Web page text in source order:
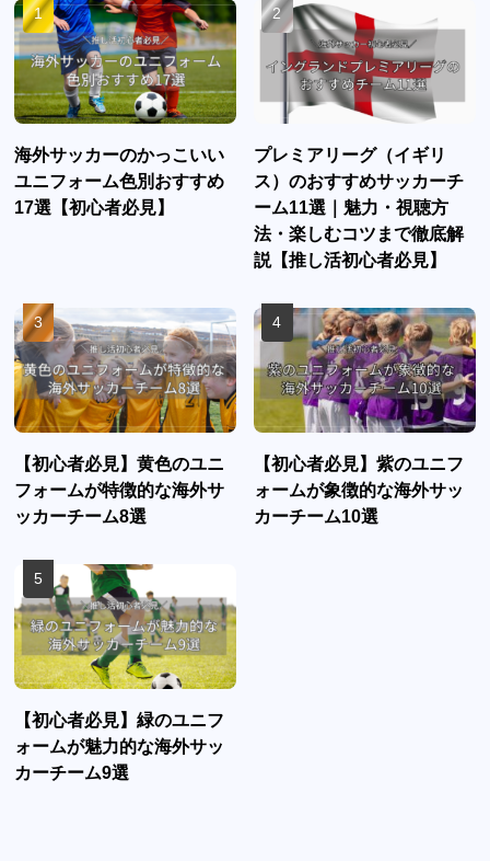
海外サッカーのかっこいい
ユニフォーム色別おすすめ
17選【初心者必見】
プレミアリーグ（イギリ
ス）のおすすめサッカーチ
ーム11選｜魅力・視聴方
法・楽しむコツまで徹底解
説【推し活初心者必見】
【初心者必見】黄色のユニ
フォームが特徴的な海外サ
ッカーチーム8選
【初心者必見】紫のユニフ
ォームが象徴的な海外サッ
カーチーム10選
【初心者必見】緑のユニフ
ォームが魅力的な海外サッ
カーチーム9選